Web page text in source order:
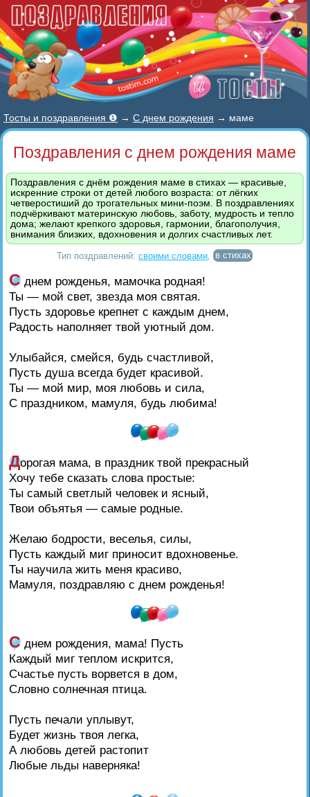
Тосты и поздравления ❶ → С днем рождения → маме
Поздравления с днем рождения маме
Поздравления с днём рождения маме в стихах — красивые,
искренние строки от детей любого возраста: от лёгких
четверостиший до трогательных мини-поэм. В поздравлениях
подчёркивают материнскую любовь, заботу, мудрость и тепло
дома; желают крепкого здоровья, гармонии, благополучия,
внимания близких, вдохновения и долгих счастливых лет.
Тип поздравлений: своими словами, в стихах
Сднем рожденья, мамочка родная!
Ты — мой свет, звезда моя святая.
Пусть здоровье крепнет с каждым днем,
Радость наполняет твой уютный дом.
Улыбайся, смейся, будь счастливой,
Пусть душа всегда будет красивой.
Ты — мой мир, моя любовь и сила,
С праздником, мамуля, будь любима!
Дорогая мама, в праздник твой прекрасный
Хочу тебе сказать слова простые:
Ты самый светлый человек и ясный,
Твои объятья — самые родные.
Желаю бодрости, веселья, силы,
Пусть каждый миг приносит вдохновенье.
Ты научила жить меня красиво,
Мамуля, поздравляю с днем рожденья!
Сднем рождения, мама! Пусть
Каждый миг теплом искрится,
Счастье пусть ворвется в дом,
Словно солнечная птица.
Пусть печали уплывут,
Будет жизнь твоя легка,
А любовь детей растопит
Любые льды наверняка!